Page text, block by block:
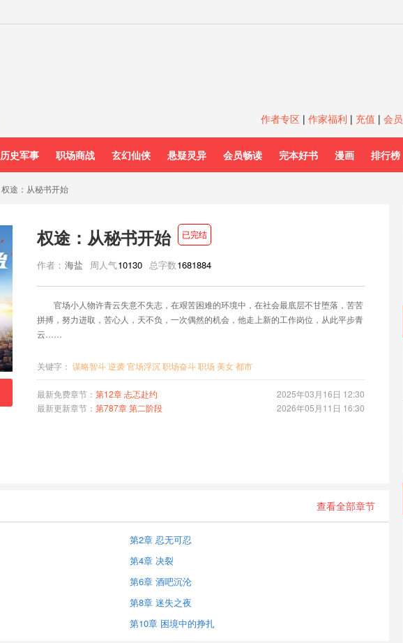
作者专区 | 作家福利 | 充值 | 会员
历史军事 职场商战 玄幻仙侠 悬疑灵异 会员畅读 完本好书 漫画 排行榜
权途：从秘书开始
权途：从秘书开始 已完结
作者： 海盐 周人气10130 总字数1681884
官场小人物许青云失意不失志，在艰苦困难的环境中，在社会最底层不甘堕落，苦苦
拼搏，努力进取，苦心人，天不负，一次偶然的机会，他走上新的工作岗位，从此平步青
云……
关键字： 谋略智斗逆袭官场浮沉职场奋斗职场 美女都市
最新免费章节： 第12章 忐忑赴约
2025年03月16日 12:30
最新更新章节： 第787章 第二阶段 2026年05月11日 16:30
查看全部章节
第2章 忍无可忍
第4章 决裂
第6章 酒吧沉沦
第8章 迷失之夜
第10章 困境中的挣扎